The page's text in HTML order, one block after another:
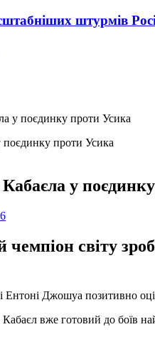
штурмів
у поєдинку проти Усика
у
світу
Ентоні Джошуа позитивно
вже готовий до боїв